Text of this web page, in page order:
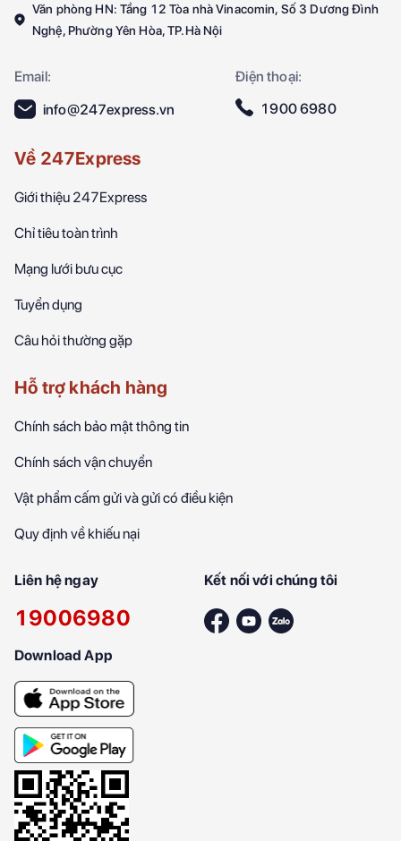
Văn phòng HN: Tầng 12 Tòa nhà Vinacomin, Số 3 Dương Đình
Nghệ, Phường Yên Hòa, TP.Hà Nội
Email:
Điện thoại:
info@247express.vn
1900 6980
Về 247Express
Giới thiệu 247Express
Chỉ tiêu toàn trình
Mạng lưới bưu cục
Tuyển dụng
Câu hỏi thường gặp
Hỗ trợ khách hàng
Chính sách bảo mật thông tin
Chính sách vận chuyển
Vật phẩm cấm gửi và gửi có điều kiện
Quy định về khiếu nại
Liên hệ ngay
19006980
Kết nối với chúng tôi
Download App